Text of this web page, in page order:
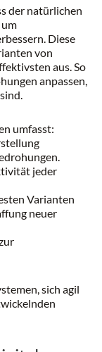
der natürlichen
Diese
von
aus. So
anpassen,
umfasst:
jeder
Varianten
neuer
sich agil